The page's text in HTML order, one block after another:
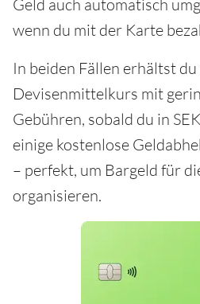
Geld auch automatisch
wenn du mit der Karte
In beiden Fällen erhältst du
Devisenmittelkurs mit
Gebühren, sobald du in
einige kostenlose
– perfekt, um Bargeld für
organisieren.